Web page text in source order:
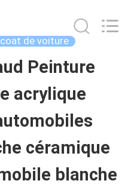
de voiture
Peinture
acrylique
céramique
blanche